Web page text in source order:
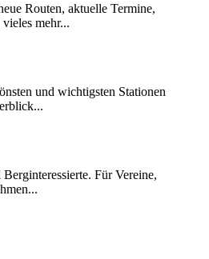
Routen, aktuelle Termine,
mehr...
und wichtigsten Stationen
Für Vereine,